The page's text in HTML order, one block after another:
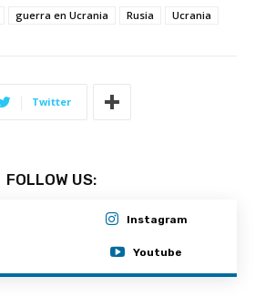
guerra en Ucrania Rusia Ucrania
Twitter
FOLLOW US:
Instagram
Youtube